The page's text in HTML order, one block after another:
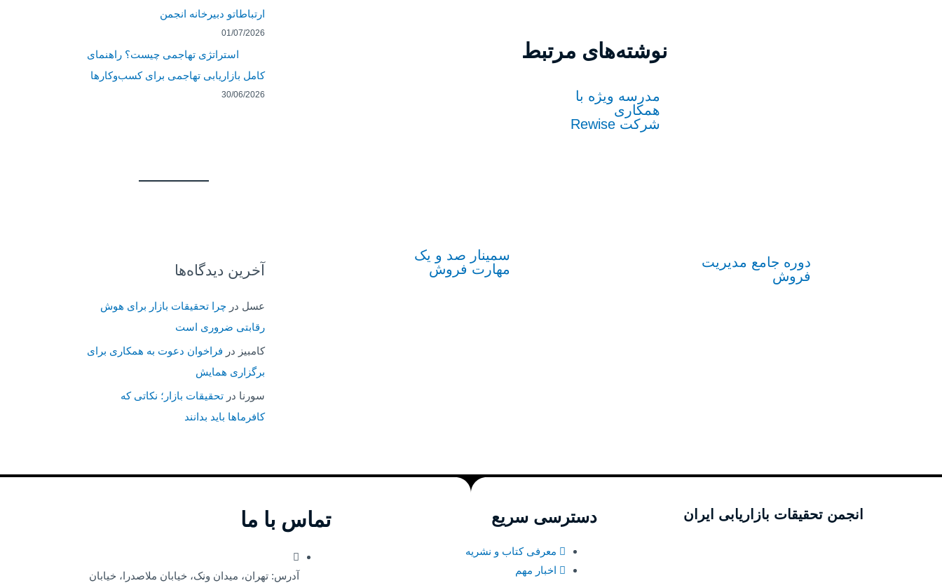
نوشته‌های مرتبط
دوره جامع مدیریت
فروش
مدرسه ویژه با
همکاری
شرکت Rewise
سمینار صد و یک
مهارت فروش
ارتباطاتو دبیرخانه انجمن
01/07/2026
استراتژی تهاجمی چیست؟ راهنمای
کامل بازاریابی تهاجمی برای کسب‌وکارها
30/06/2026
آخرین دیدگاه‌ها
عسل در چرا تحقیقات بازار برای هوش
رقابتی ضروری است
کامبیز در فراخوان دعوت به همکاری برای
برگزاری همایش
سورنا در تحقیقات بازار؛ نکاتی که
کافرماها باید بدانند
انجمن تحقیقات بازاریابی ایران دسترسی سریع
معرفی کتاب و نشریه
اخبار مهم
تماس با ما
آدرس: تهران، میدان ونک، خیابان ملاصدرا، خیابان